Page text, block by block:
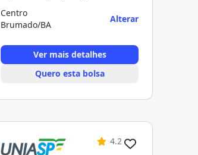
Centro
Brumado/BA
Alterar
Ver mais detalhes
Quero esta bolsa
4.2